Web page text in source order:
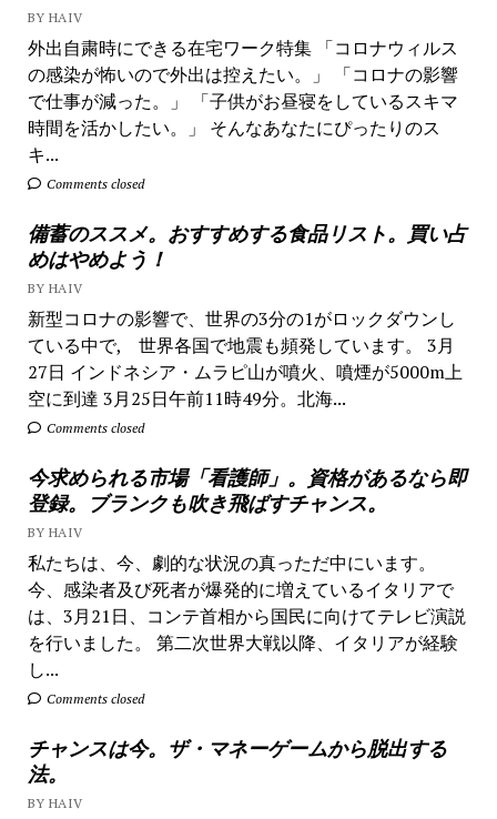
BY HAIV
外出自粛時にできる在宅ワーク特集 「コロナウィルス
の感染が怖いので外出は控えたい。」 「コロナの影響
で仕事が減った。」 「子供がお昼寝をしているスキマ
時間を活かしたい。」 そんなあなたにぴったりのス
キ...
Comments closed
備蓄のススメ。おすすめする食品リスト。買い占
めはやめよう！
BY HAIV
新型コロナの影響で、世界の3分の1がロックダウンし
ている中で, 世界各国で地震も頻発しています。 3月
27日 インドネシア・ムラピ山が噴火、噴煙が5000m上
空に到達 3月25日午前11時49分。北海...
Comments closed
今求められる市場「看護師」。資格があるなら即
登録。ブランクも吹き飛ばすチャンス。
BY HAIV
私たちは、今、劇的な状況の真っただ中にいます。
今、感染者及び死者が爆発的に増えているイタリアで
は、3月21日、コンテ首相から国民に向けてテレビ演説
を行いました。 第二次世界大戦以降、イタリアが経験
し...
Comments closed
チャンスは今。ザ・マネーゲームから脱出する
法。
BY HAIV